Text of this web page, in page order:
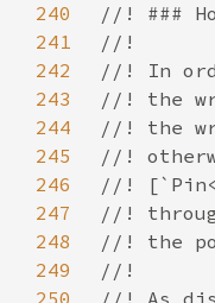
240
241
242
243
244
245
246
247
248
249
250